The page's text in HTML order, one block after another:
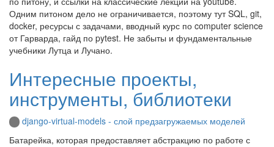
Одним питоном дело не ограничивается, поэтому тут SQL, git,
docker, ресурсы с задачами, вводный курс по computer science
от Гарварда, гайд по pytest. Не забыты и фундаментальные
учебники Лутца и Лучано.
Интересные проекты,
инструменты, библиотеки
django-virtual-models - слой предзагружаемых моделей
Батарейка, которая предоставляет абстракцию по работе с